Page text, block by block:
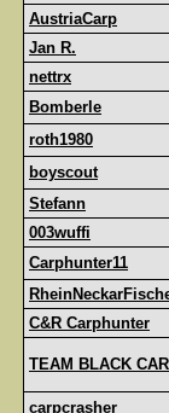
AustriaCarp
Jan R.
nettrx
Bomberle
roth1980
boyscout
Stefann
003wuffi
Carphunter11
C&R Carphunter
TEAM BLACK
carpcrasher